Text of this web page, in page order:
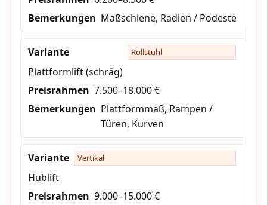
Maßschiene, Radien / Podeste
Rollstuhl
Plattformlift (schräg)
7.500–18.000 €
Plattformmaß, Rampen /
Türen, Kurven
Vertikal
Hublift
9.000–15.000 €